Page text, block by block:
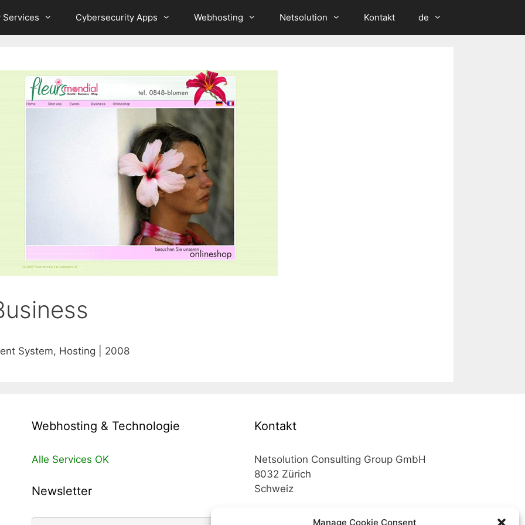
Manage Cookie Consent
Services Cybersecurity Apps Webhosting Netsolution Kontakt de
System, Hosting | 2008
Webhosting & Technologie
Alle Services OK
Newsletter
Kontakt
Netsolution Consulting Group GmbH
8032 Zürich
Schweiz
Telefon +41 43 200 02 52